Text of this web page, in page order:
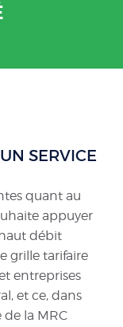
SERVICE
quant au
appuyer
débit
grille tarifaire
entreprises
et ce, dans
la MRC